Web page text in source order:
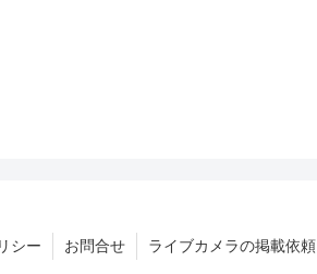
シー お問合せ ライブカメラの掲載依頼